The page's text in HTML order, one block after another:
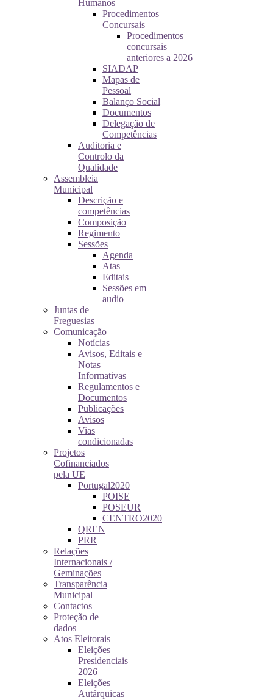
Humanos
Procedimentos
Concursais
Procedimentos
concursais
anteriores a 2026
SIADAP
Mapas de
Pessoal
Balanço Social
Documentos
Delegação de
Competências
Auditoria e
Controlo da
Qualidade
Assembleia
Municipal
Descrição e
competências
Composição
Regimento
Sessões
Agenda
Atas
Editais
Sessões em
audio
Juntas de
Freguesias
Comunicação
Notícias
Avisos, Editais e
Notas
Informativas
Regulamentos e
Documentos
Publicações
Avisos
Vias
condicionadas
Projetos
Cofinanciados
pela UE
Portugal2020
POISE
POSEUR
CENTRO2020
QREN
PRR
Relações
Internacionais /
Geminações
Transparência
Municipal
Contactos
Proteção de
dados
Atos Eleitorais
Eleições
Presidenciais
2026
Eleições
Autárquicas